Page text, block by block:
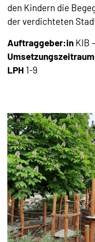
den Kindern die
der verdichteten
Auftraggeber:in KIB
Umsetzungszeitraum
LPH 1-9